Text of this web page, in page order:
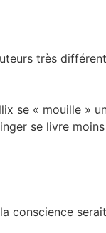
très
se « mouille »
se livre
conscience